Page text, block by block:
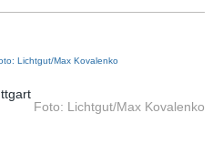
Foto: Lichtgut/Max Kovalenko